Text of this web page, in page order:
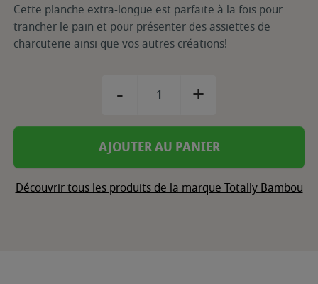
Cette planche extra-longue est parfaite à la fois pour
trancher le pain et pour présenter des assiettes de
charcuterie ainsi que vos autres créations!
- +
AJOUTER AU PANIER
Découvrir tous les produits de la marque Totally Bambou